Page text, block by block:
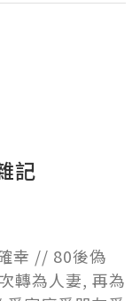
記
幸 // 80後偽
轉為人妻, 再為